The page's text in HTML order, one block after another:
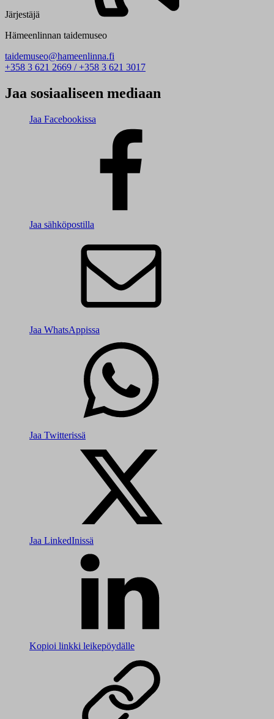
Järjestäjä
Hämeenlinnan taidemuseo
taidemuseo@hameenlinna.fi
+358 3 621 2669 / +358 3 621 3017
Jaa sosiaaliseen mediaan
Jaa Facebookissa
Jaa sähköpostilla
Jaa WhatsAppissa
Jaa Twitterissä
Jaa LinkedInissä
Kopioi linkki leikepöydälle